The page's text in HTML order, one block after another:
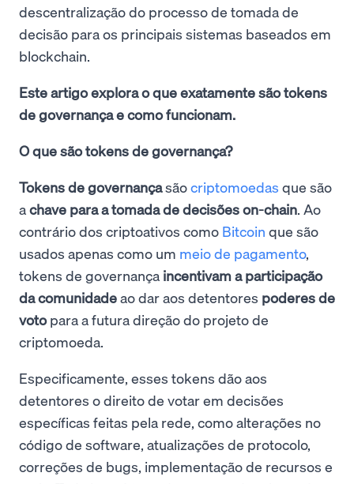
descentralização do processo de tomada de
decisão para os principais sistemas baseados em
blockchain.
Este artigo explora o que exatamente são tokens
de governança e como funcionam.
O que são tokens de governança?
Tokens de governançasãocriptomoedas que são
achave para a tomada de decisões on-chain. Ao
contrário dos criptoativos como Bitcoin que são
usados apenas como um meio de pagamento,
tokens de governança incentivam a participação
da comunidadeao dar aos detentores poderes de
votopara a futura direção do projeto de
criptomoeda.
Especificamente, esses tokens dão aos
detentores o direito de votar em decisões
específicas feitas pela rede, como alterações no
código de software, atualizações de protocolo,
correções de bugs, implementação de recursos e